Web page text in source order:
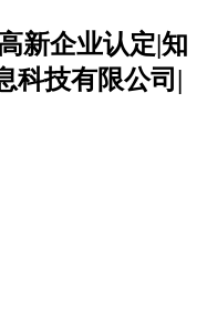
新企业认定|知
科技有限公司|